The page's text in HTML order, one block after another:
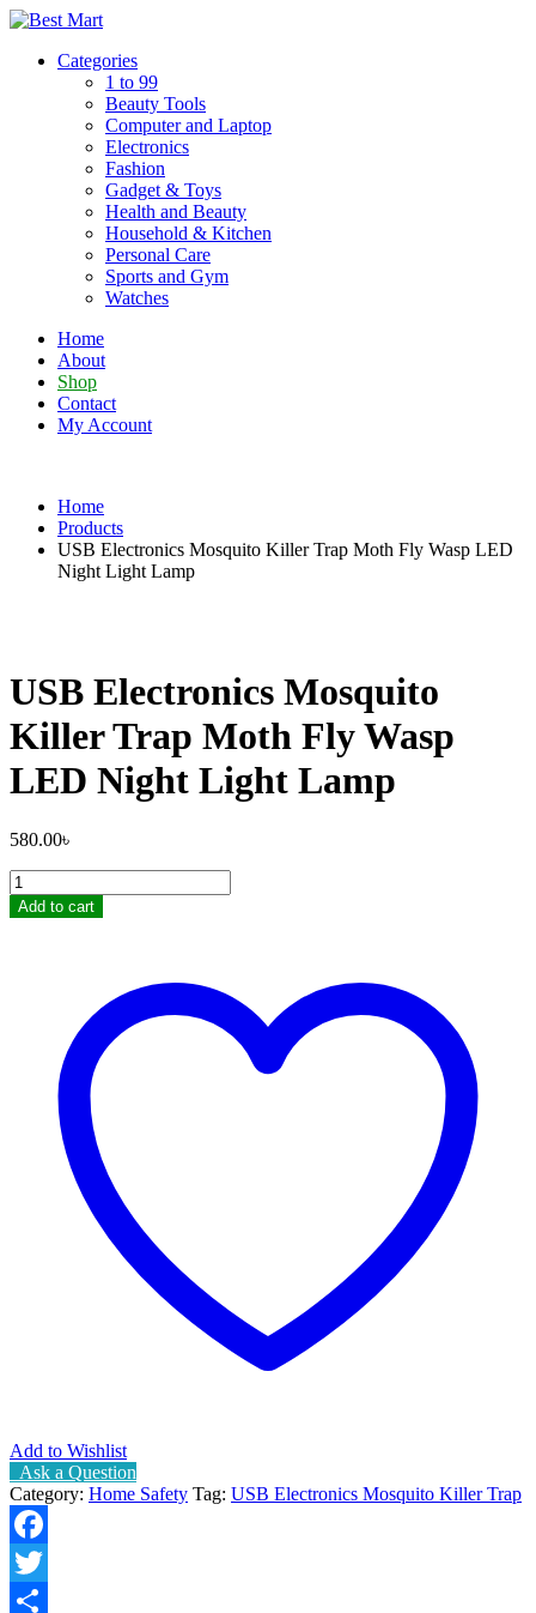
Skip
contentCategories
1 to 99
Beauty Tools
Computer and Laptop
Electronics
Fashion
Gadget & Toys
Health and Beauty
Household & Kitchen
Personal Care
Sports and Gym
Watches
Home
About
Shop
Contact
My Account
Home
Products
USB Electronics Mosquito Killer Trap Moth Fly Wasp LED
Night Light Lamp
USB Electronics Mosquito
Killer Trap Moth Fly Wasp
LED Night Light Lamp
580.00৳
USB
Electronics
Mosquito
quantity
Add to cart
Add to Wishlist
Ask a Question
Category: Home Safety Tag: USB Electronics Mosquito Killer Trap
Facebook
Twitter